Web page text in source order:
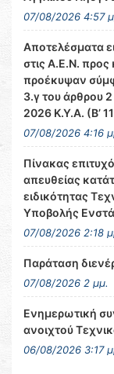
07/08/2026 4:57
Αποτελέσματα
στις Α.Ε.Ν.
προέκυψαν
3.γ του άρθρου
2026 Κ.Υ.Α. (Β’
07/08/2026 4:16
Πίνακας
απευθείας
ειδικότητας
Υποβολής
07/08/2026 2:18
Παράταση
07/08/2026 2 μμ.
Ενημερωτική
ανοιχτού
06/08/2026 3:17